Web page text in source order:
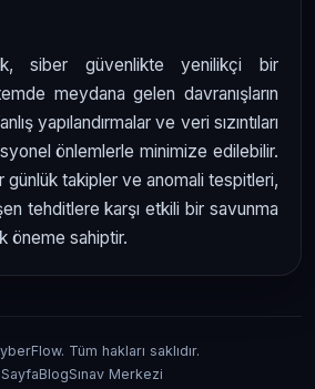
siber güvenlikte yenilikçi bir
meydana gelen davranışların
yapılandırmalar ve veri sızıntıları
önlemlerle minimize edilebilir.
günlük takipler ve anomali tespitleri,
tehditlere karşı etkili bir savunma
öneme sahiptir.
Tüm hakları saklıdır.
BlogSınav Merkezi